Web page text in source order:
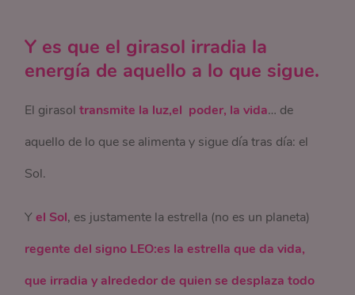
Y es que el girasol irradia la
energía de aquello a lo que sigue.
El girasoltransmite la luz,el poder, la vida… de
aquello de lo que se alimenta y sigue día tras día: el
Sol.
Yel Sol, es justamente la estrella (no es un planeta)
regente del signo LEO:es la estrella que da vida,
que irradia y alrededor de quien se desplaza todo